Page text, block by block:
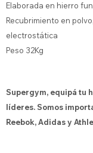
Elaborada en hierro
Recubrimiento en
electrostática
Peso 32Kg
Supergym, equipá tu
líderes. Somos
Reebok, Adidas y